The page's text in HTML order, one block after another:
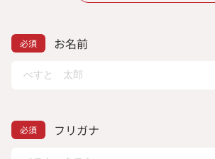
お名前
フリガナ